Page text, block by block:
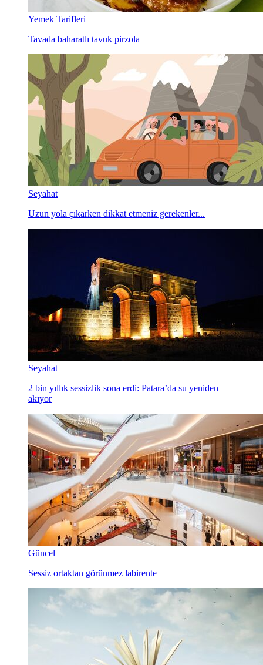
Yemek Tarifleri
Tavada baharatlı tavuk pirzola
Seyahat
Uzun yola çıkarken dikkat etmeniz gerekenler...
Seyahat
2 bin yıllık sessizlik sona erdi: Patara’da su yeniden
akıyor
Güncel
Sessiz ortaktan görünmez labirente